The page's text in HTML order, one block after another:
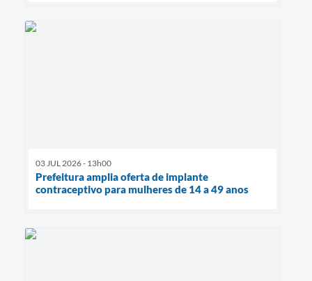
03 JUL 2026 - 13h00
Prefeitura amplia oferta de implante
contraceptivo para mulheres de 14 a 49 anos